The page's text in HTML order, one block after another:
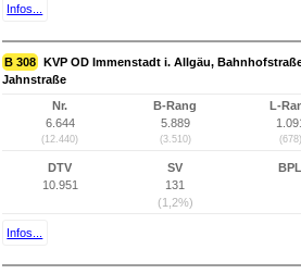
Infos...
B 308 KVP OD Immenstadt i. Allgäu,
Jahnstraße
Nr.
6.644
(12.440)
B-Rang
5.889
(3.510)
L-
1.091
(678)
DTV
10.951
SV
131
(1,2%)
BPL
Infos...